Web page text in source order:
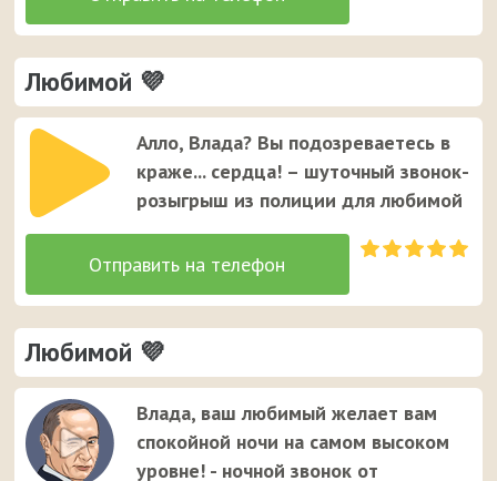
Любимой 💜
Алло, Влада? Вы подозреваетесь в
краже... сердца! – шуточный звонок-
розыгрыш из полиции для любимой
Любимой 💜
Влада, ваш любимый желает вам
спокойной ночи на самом высоком
уровне! - ночной звонок от